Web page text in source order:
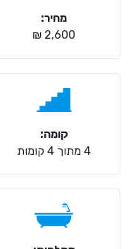
מחיר:
2,600 ₪
קומה:
4 מתוך 4 קומות